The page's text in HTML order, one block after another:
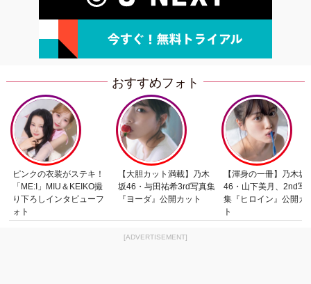
おすすめフォト
ピンクの衣装がステキ！
「ME:I」MIU＆KEIKO撮
り下ろしインタビューフ
ォト
【大胆カット満載】乃木
坂46・与田祐希3rd写真集
『ヨーダ』公開カット
【渾身の一冊】乃木坂
46・山下美月、2nd写
集『ヒロイン』公開カ
ト
[ADVERTISEMENT]